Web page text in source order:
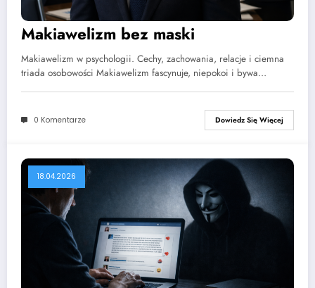
Makiawelizm bez maski
Makiawelizm w psychologii. Cechy, zachowania, relacje i ciemna
triada osobowości Makiawelizm fascynuje, niepokoi i bywa…
0 Komentarze Dowiedz Się Więcej
18.04.2026